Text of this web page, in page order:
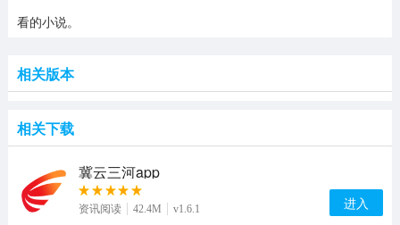
看的小说。
相关版本
相关下载
冀云三河app
资讯阅读 42.4M v1.6.1 进入